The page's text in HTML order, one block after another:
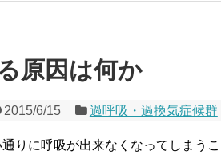
原因は何か
2015/6/15 過呼吸・過換気症候群
りに呼吸が出来なくなってしまうこ